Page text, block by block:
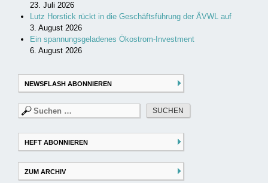
23. Juli 2026
Lutz Horstick rückt in die Geschäftsführung der ÄVWL auf
3. August 2026
Ein spannungsgeladenes Ökostrom-Investment
6. August 2026
NEWSFLASH ABONNIEREN
Suchen
nach:
HEFT ABONNIEREN
ZUM ARCHIV